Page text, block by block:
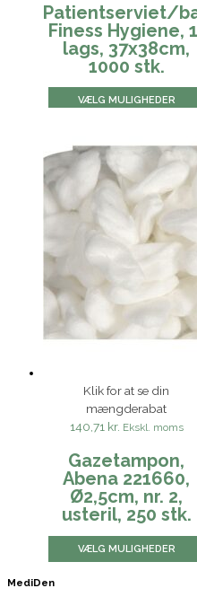
Patientserviet/
Finess Hygiene,
lags, 37x38cm,
1000 stk.
VÆLG MULIGHEDER
Klik for at se din
mængderabat
140,71 kr. Ekskl. moms
Gazetampon,
Abena 221660,
Ø2,5cm, nr. 2,
usteril, 250 stk.
VÆLG MULIGHEDER
MediDen